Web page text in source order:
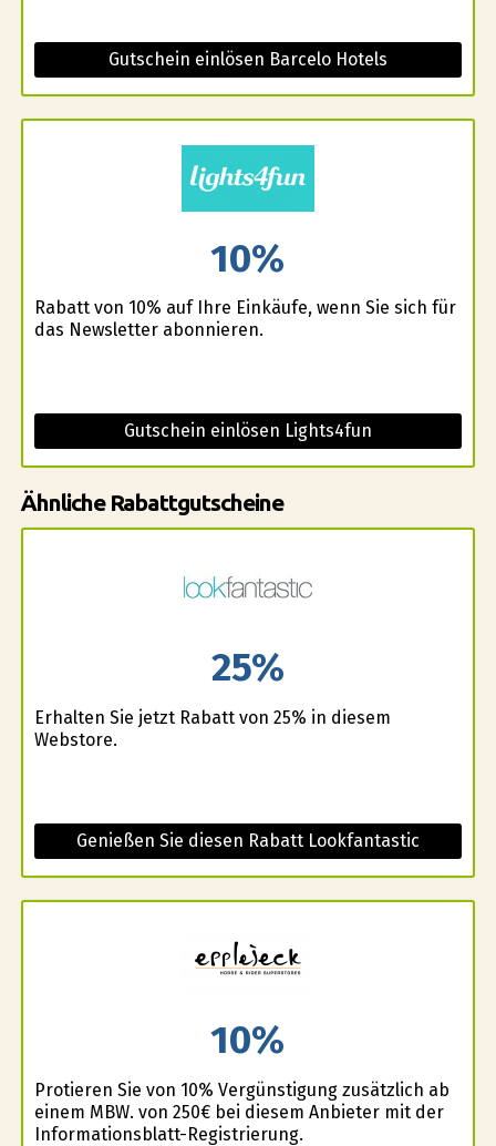
Gutschein einlösen Barcelo Hotels
10%
Rabatt von 10% auf Ihre Einkäufe, wenn Sie sich für
das Newsletter abonnieren.
Gutschein einlösen Lights4fun
Ähnliche Rabattgutscheine
25%
Erhalten Sie jetzt Rabatt von 25% in diesem
Webstore.
Genießen Sie diesen Rabatt Lookfantastic
10%
Profitieren Sie von 10% Vergünstigung zusätzlich ab
einem MBW. von 250€ bei diesem Anbieter mit der
Informationsblatt-Registrierung.